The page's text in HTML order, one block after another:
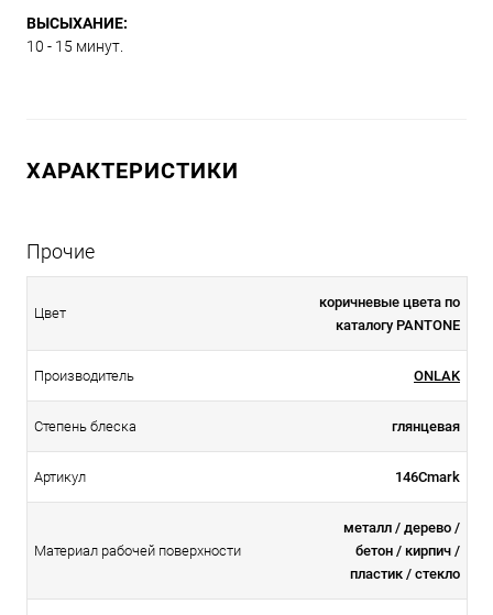
ВЫСЫХАНИЕ:
10 - 15 минут.
ХАРАКТЕРИСТИКИ
Прочие
Цвет
коричневые цвета по
каталогу PANTONE
Производитель ONLAK
Степень блеска глянцевая
Артикул 146Cmark
Материал рабочей поверхности
металл / дерево /
бетон / кирпич /
пластик / стекло